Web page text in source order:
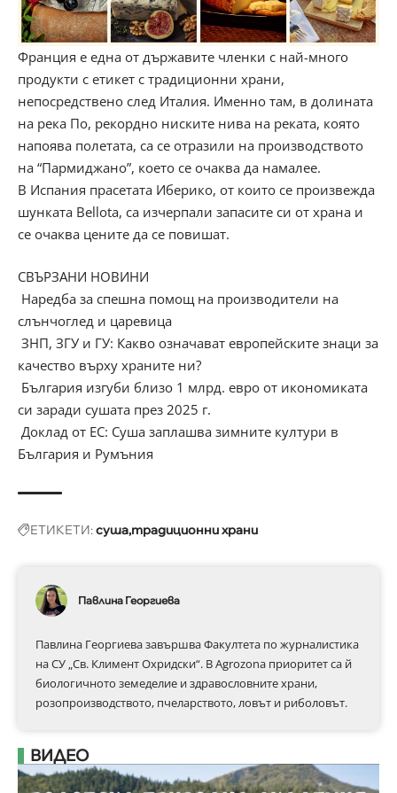
Франция е една от държавите членки с най-много
продукти с етикет с традиционни храни,
непосредствено след Италия. Именно там, в долината
на река По, рекордно ниските нива на реката, която
напоява полетата, са се отразили на производството
на “Пармиджано”, което се очаква да намалее.
В Испания прасетата Иберико, от които се произвежда
шунката Bellota, са изчерпали запасите си от храна и
се очаква цените да се повишат.
СВЪРЗАНИ НОВИНИ
Наредба за спешна помощ на производители на
слънчоглед и царевица
ЗНП, ЗГУ и ГУ: Какво означават европейските знаци за
качество върху храните ни?
България изгуби близо 1 млрд. евро от икономиката
си заради сушата през 2025 г.
Доклад от ЕС: Суша заплашва зимните култури в
България и Румъния
ЕТИКЕТИ:суша традиционни храни
Павлина Георгиева
Павлина Георгиева завършва Факултета по журналистика
на СУ „Св. Климент Охридски“. В Аgrozona приоритет са й
биологичното земеделие и здравословните храни,
розопроизводството, пчеларството, ловът и риболовът.
ВИДЕО